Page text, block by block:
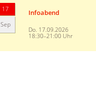
17
Sep
Infoabend
Do. 17.09.2026
18:30–21:00 Uhr